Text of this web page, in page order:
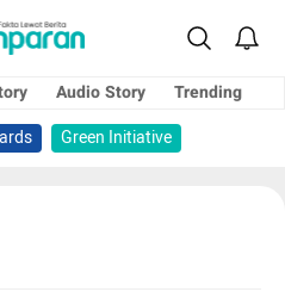
Audio Story
Trending
Green Initiative